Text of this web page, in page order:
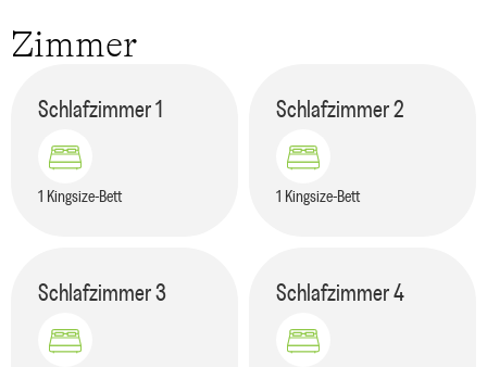
Zimmer
Schlafzimmer1
1 Kingsize-Bett
Schlafzimmer2
1 Kingsize-Bett
Schlafzimmer3 Schlafzimmer4